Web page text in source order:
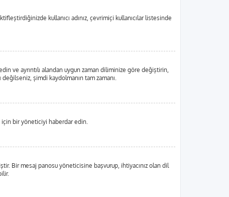
kullanıcı adınız, çevrimiçi kullanıcılar listesinde
ve ayrıntılı alandan uygun zaman diliminize göre değiştirin,
şimdi kaydolmanın tam zamanı.
için bir yöneticiyi haberdar edin.
Bir mesaj panosu yöneticisine başvurup, ihtiyacınız olan dil